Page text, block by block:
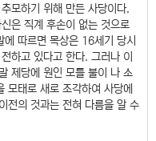
모하기 위해 만든 사당이다.
은 직계 후손이 없는 것으로
따르면 목상은 16세기 당시
하고 있다고 한다. 그러나 이
제당에 원인 모를 불이 나 소
태로 새로 조각하여 사당에
전의 것과는 전혀 다름을 알 수